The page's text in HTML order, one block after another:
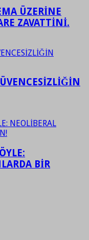
ÜZERİNE
ZAVATTİNİ.
BİR